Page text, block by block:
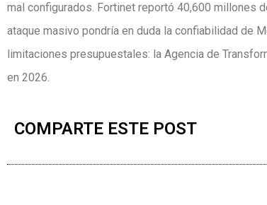
mal configurados. Fortinet reportó 40,600 millones
ataque masivo pondría en duda la confiabilidad de
limitaciones presupuestales: la Agencia de
en 2026.
COMPARTE ESTE POST